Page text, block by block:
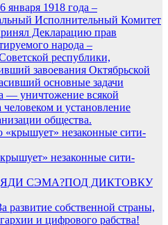
января 1918 года –
Исполнительный Комитет
Декларацию прав
народа –
республики,
завоевания Октябрьской
основные задачи
— уничтожение всякой
человеком и установление
общества.
незаконные сити-
ПОД ДИКТОВКУ